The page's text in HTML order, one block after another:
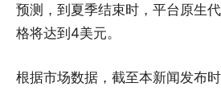
预测，到夏季结束时，平台原生
格将达到4美元。
根据市场数据，截至本新闻发布